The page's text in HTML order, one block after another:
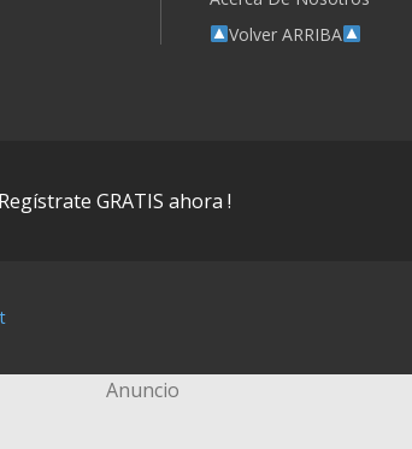
Volver ARRIBA
Regístrate GRATIS ahora !
Anuncio